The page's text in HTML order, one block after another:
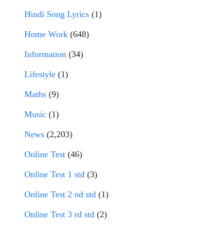
Hindi Song Lyrics (1)
Home Work (648)
Information (34)
Lifestyle (1)
Maths (9)
Music (1)
News (2,203)
Online Test (46)
Online Test 1 std (3)
Online Test 2 nd std (1)
Online Test 3 rd std (2)